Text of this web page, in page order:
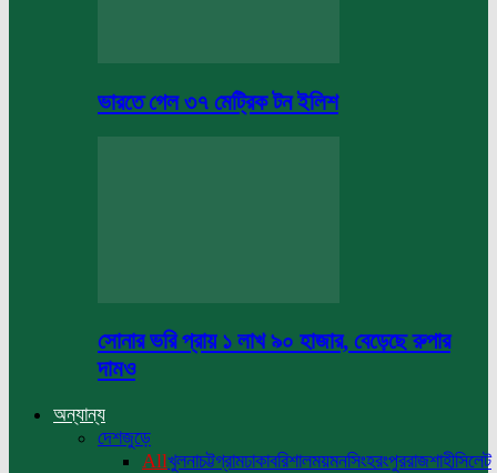
ভারতে গেল ৩৭ মেট্রিক টন ইলিশ
সোনার ভরি প্রায় ১ লাখ ৯০ হাজার, বেড়েছে রুপার
দামও
অন্যান্য
দেশজুড়ে
Allখুলনাচট্টগ্রামঢাকাবরিশালময়মনসিংহরংপুররাজশাহীসিলেট